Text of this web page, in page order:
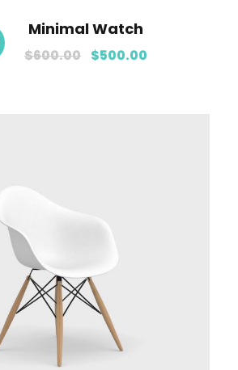
Minimal Watch
$600.00 $500.00